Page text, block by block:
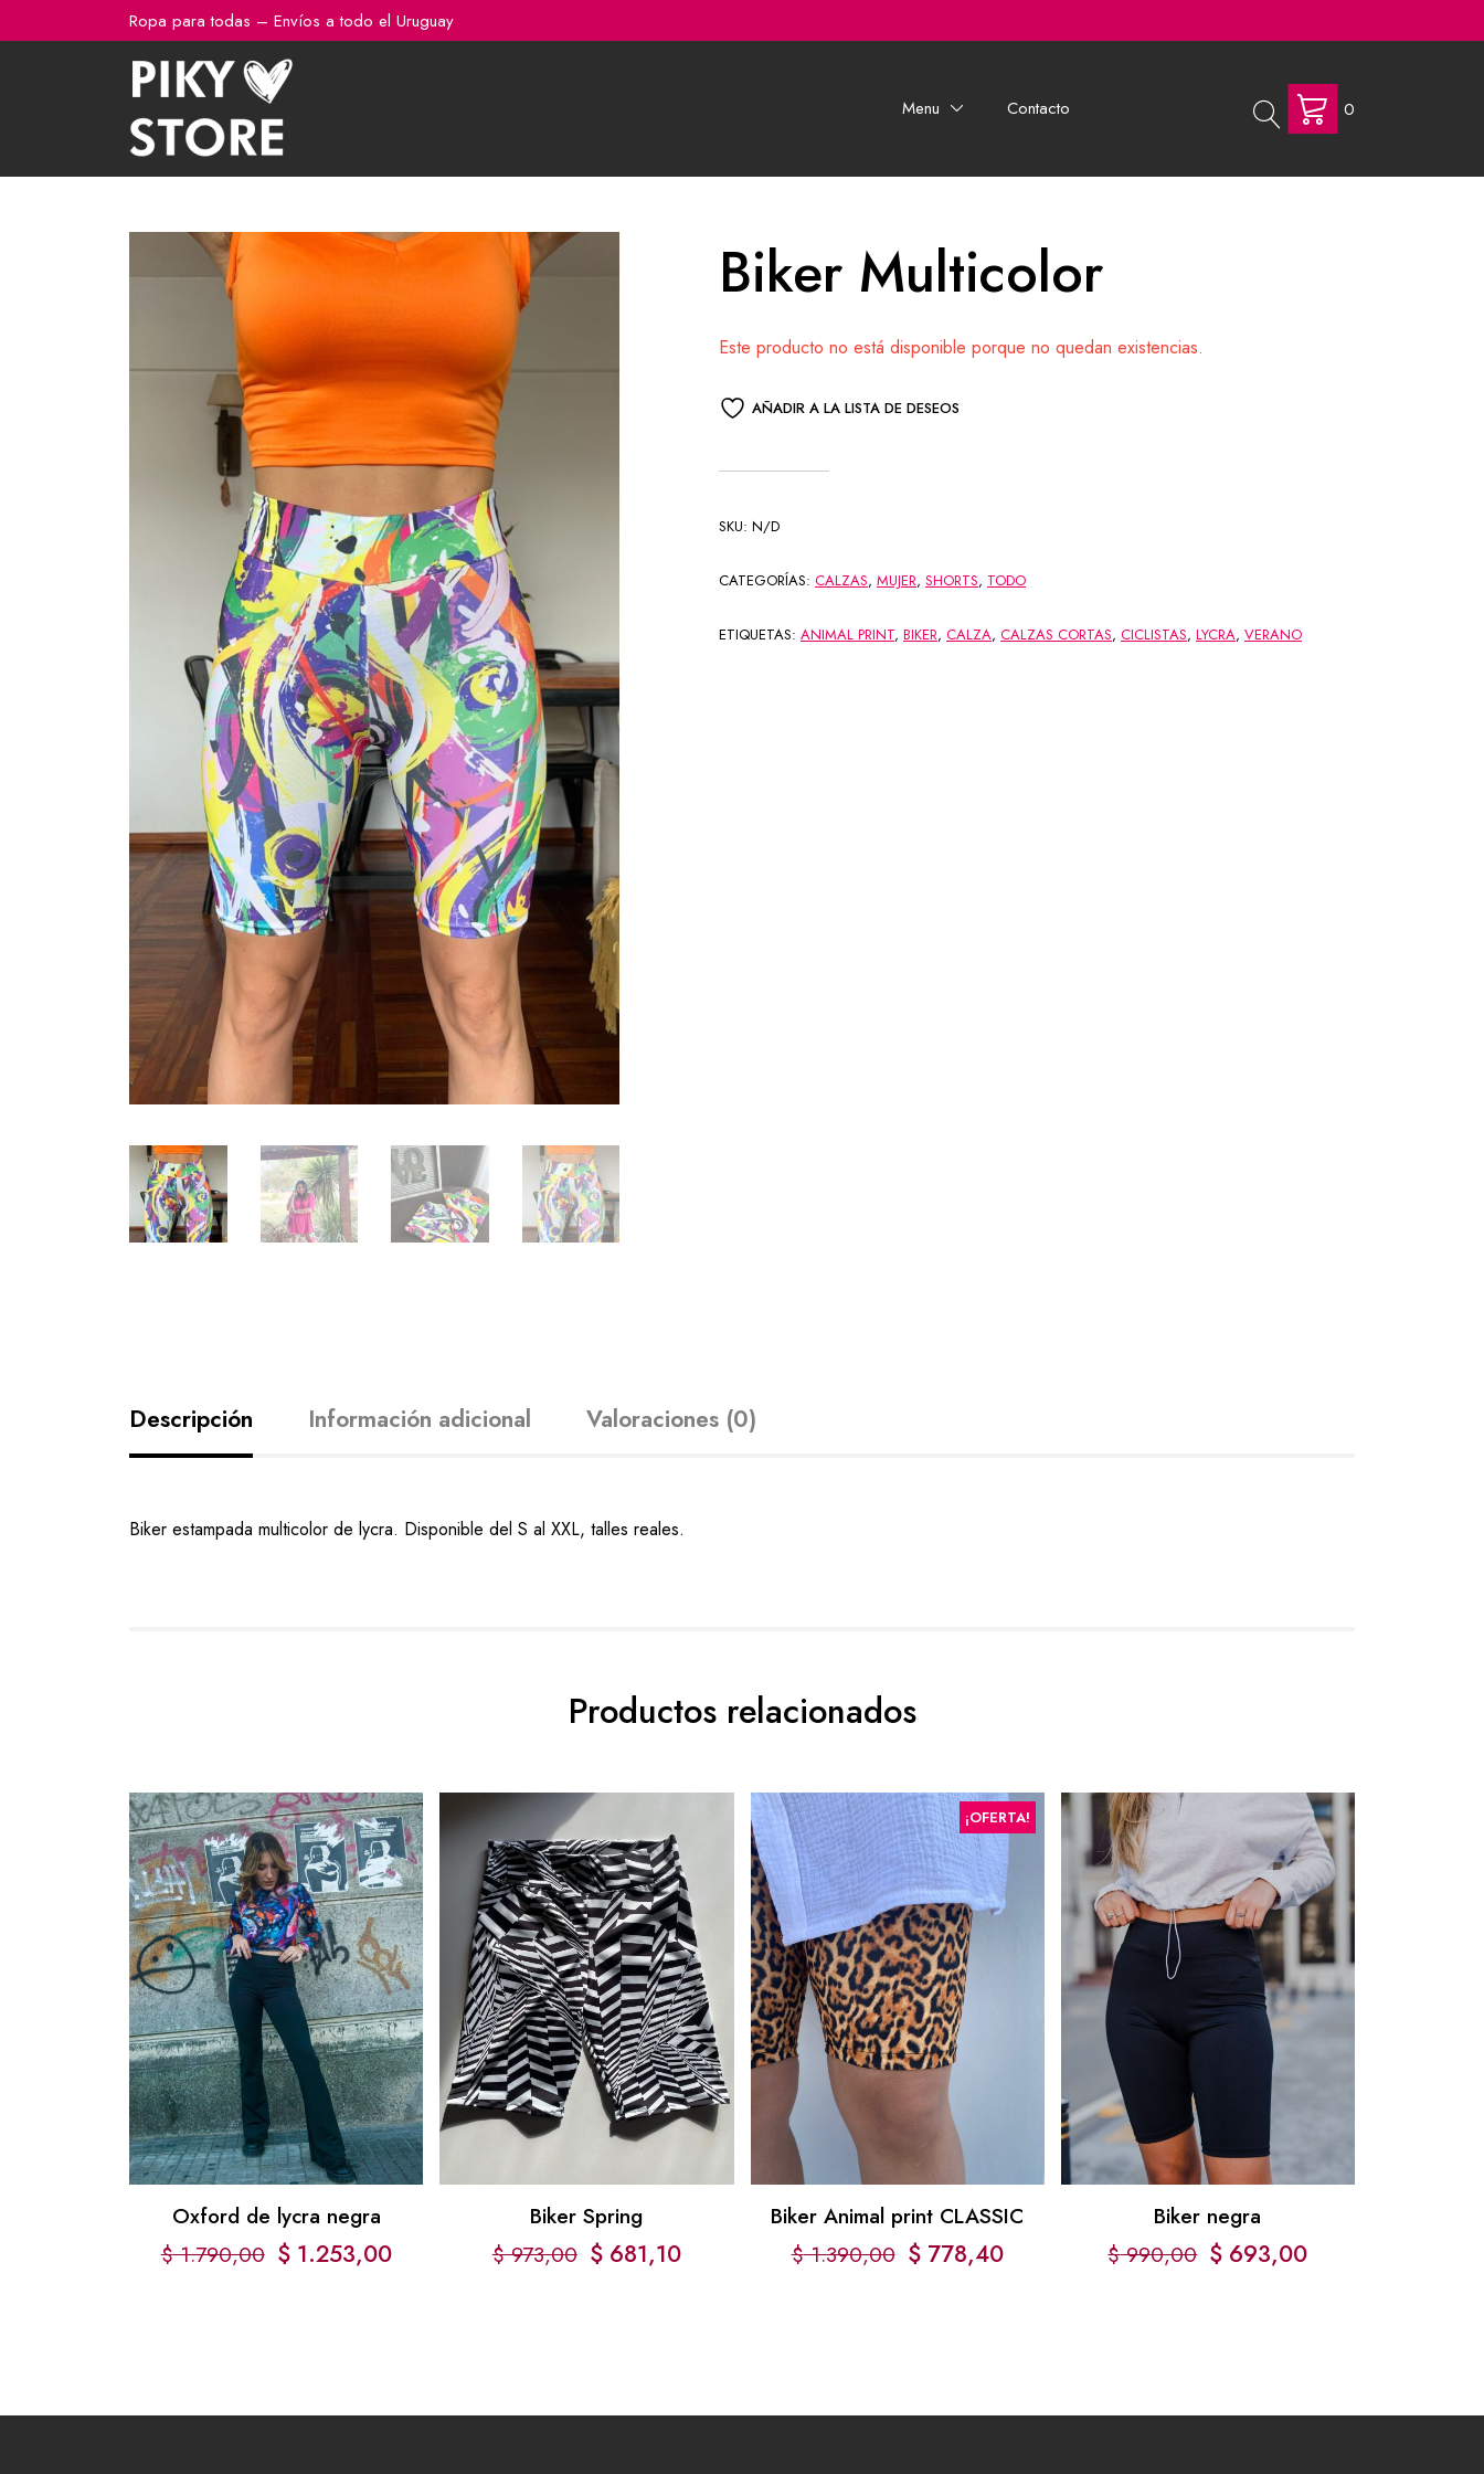
al
Ropa para todas – Envíos a todo el Uruguay
Menu Contacto 0
Biker Multicolor
Este producto no está disponible porque no quedan existencias.
AÑADIR A LA LISTA DE DESEOS
SKU: N/D
CATEGORÍAS: CALZAS, MUJER, SHORTS, TODO
ETIQUETAS: ANIMAL PRINT, BIKER, CALZA, CALZAS CORTAS, CICLISTAS, LYCRA, VERANO
Descripción Información adicional Valoraciones (0)
Biker estampada multicolor de lycra. Disponible del S al XXL, talles reales.
Productos relacionados
Oxford de lycra negra
$1.790,00 $1.253,00
Biker Spring
$973,00 $681,10
¡OFERTA!
Biker Animal print CLASSIC
$1.390,00 $778,40
Biker negra
$990,00 $ 693,00